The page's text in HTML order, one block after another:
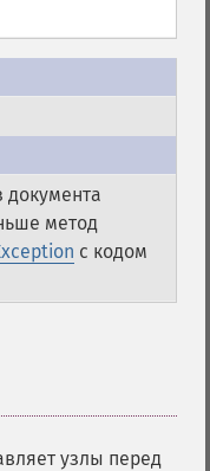
документа
метод
с кодом
узлы перед